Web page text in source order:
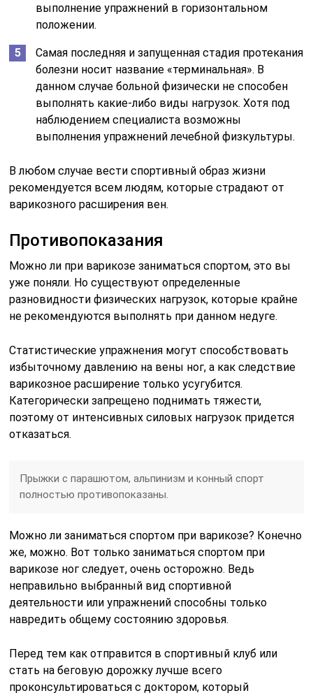
выполнение упражнений в горизонтальном
положении.
Самая последняя и запущенная стадия протекания
болезни носит название «терминальная». В
данном случае больной физически не способен
выполнять какие-либо виды нагрузок. Хотя под
наблюдением специалиста возможны
выполнения упражнений лечебной физкультуры.
В любом случае вести спортивный образ жизни
рекомендуется всем людям, которые страдают от
варикозного расширения вен.
Противопоказания
Можно ли при варикозе заниматься спортом, это вы
уже поняли. Но существуют определенные
разновидности физических нагрузок, которые крайне
не рекомендуются выполнять при данном недуге.
Статистические упражнения могут способствовать
избыточному давлению на вены ног, а как следствие
варикозное расширение только усугубится.
Категорически запрещено поднимать тяжести,
поэтому от интенсивных силовых нагрузок придется
отказаться.
Прыжки с парашютом, альпинизм и конный спорт
полностью противопоказаны.
Можно ли заниматься спортом при варикозе? Конечно
же, можно. Вот только заниматься спортом при
варикозе ног следует, очень осторожно. Ведь
неправильно выбранный вид спортивной
деятельности или упражнений способны только
навредить общему состоянию здоровья.
Перед тем как отправится в спортивный клуб или
стать на беговую дорожку лучше всего
проконсультироваться с доктором, который